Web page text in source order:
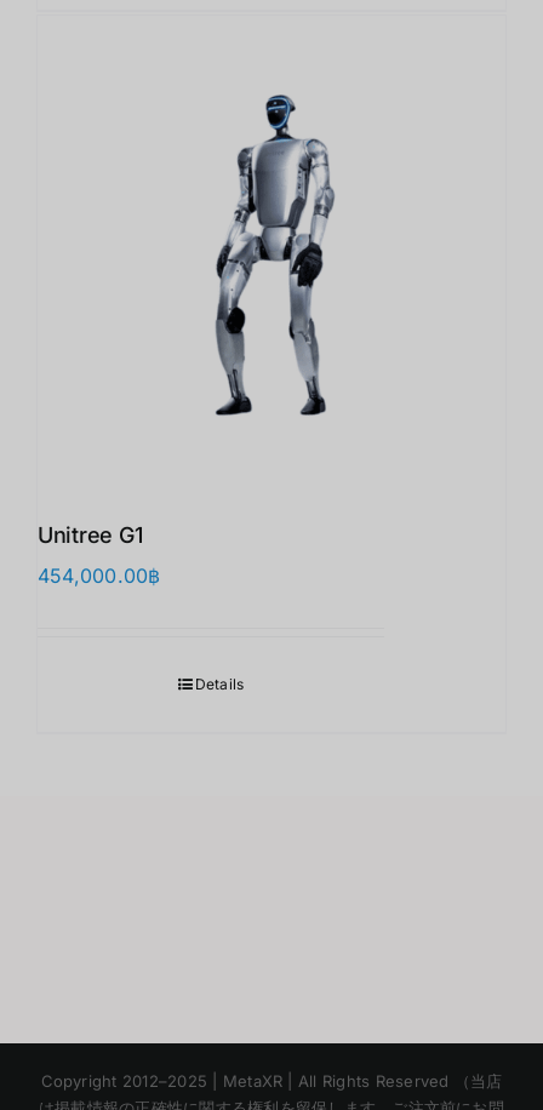
Unitree G1
454,000.00฿
Details
Copyright 2012–2025 | MetaXR | All Rights Reserved （当店
Chinese